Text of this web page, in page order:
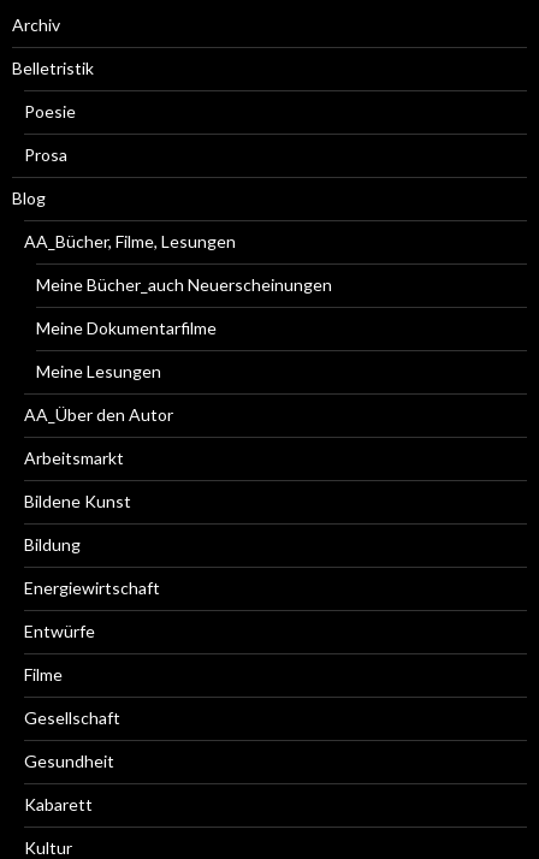
Archiv
Belletristik
Poesie
Prosa
Blog
AA_Bücher, Filme, Lesungen
Meine Bücher_auch Neuerscheinungen
Meine Dokumentarfilme
Meine Lesungen
AA_Über den Autor
Arbeitsmarkt
Bildene Kunst
Bildung
Energiewirtschaft
Entwürfe
Filme
Gesellschaft
Gesundheit
Kabarett
Kultur